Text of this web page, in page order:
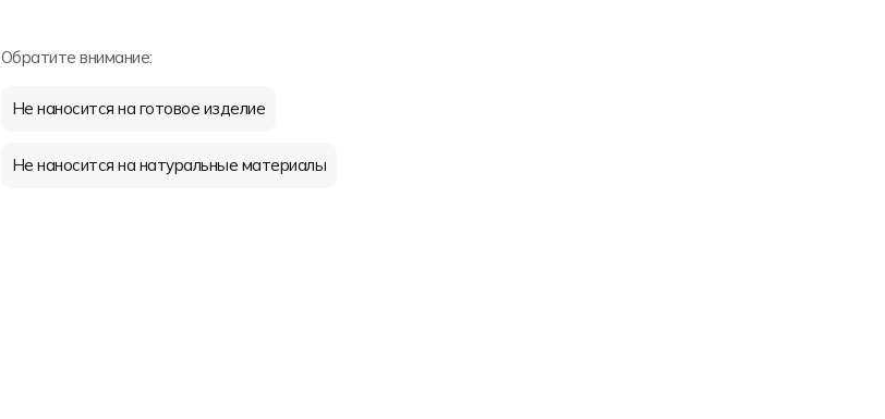
Обратите внимание:
Не наносится на готовое изделие
Не наносится на натуральные материалы